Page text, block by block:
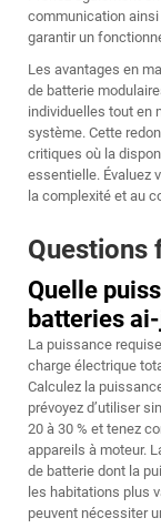
communication
garantir un
Les avantages en
de batterie
individuelles tout en
système. Cette
critiques où la
essentielle. Évaluez
la complexité et au
Questions
Quelle
batteries
La puissance
charge électrique
Calculez la
prévoyez d’utiliser
20 à 30 % et tenez
appareils à moteur.
de batterie dont la
les habitations plus
peuvent nécessiter